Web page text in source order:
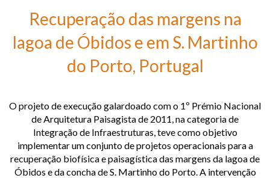
Recuperação das dunas da Amorosa, Portugal
Requalificação de estaleiro de desmantelamento naval, Portugal
Requalificação da barrinha de Esmoriz, Portugal
Recuperação das margens na
lagoa de Óbidos e em S. Martinho
do Porto, Portugal
O projeto de execução galardoado com o 1º Prémio Nacional
de Arquitetura Paisagista de 2011, na categoria de
Integração de Infraestruturas, teve como objetivo
implementar um conjunto de projetos operacionais para a
recuperação biofísica e paisagística das margens da lagoa de
Óbidos e da concha de S. Martinho do Porto. A intervenção